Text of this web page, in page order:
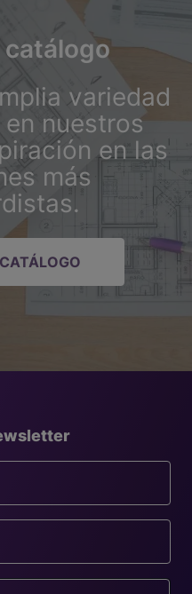
catálogo
variedad
nuestros
en las
más